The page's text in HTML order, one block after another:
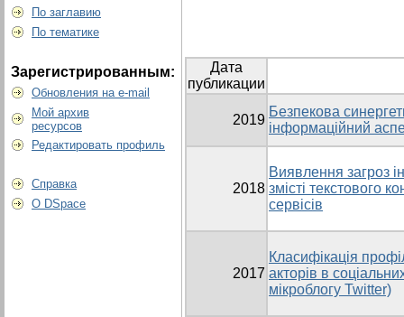
По заглавию
По тематике
Зарегистрированным:
Обновления на e-mail
Мой архив
ресурсов
Редактировать профиль
Справка
О DSpace
Дата
публикации
2019
Безпекова
інформаційний
2018
Виявлення загроз
змісті текстового
сервісів
2017
Класифікація
акторів в
мікроблогу Twitter)